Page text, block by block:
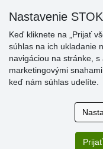
» Aktuálne 6948
Nastavenie
Keď kliknete na „Prijať
súhlas na ich ukladanie
navigáciou na stránke,
marketingovými
keď nám súhlas udelíte.